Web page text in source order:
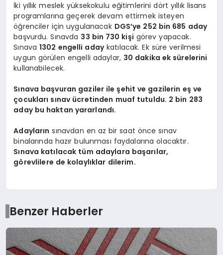
İki yıllık meslek yüksekokulu eğitimlerini dört yıllık lisans
programlarına geçerek devam ettirmek isteyen
öğrenciler için uygulanacak DGS’ye 252 bin 685 aday
başvurdu. Sınavda 33 bin 730 kişi görev yapacak.
Sınava1302 engelli adaykatılacak. Ek süre verilmesi
uygun görülen engelli adaylar, 30 dakika ek sürelerini
kullanabilecek.
Sınava başvuran gaziler ile şehit ve gazilerin eş ve
çocukları sınav ücretinden muaf tutuldu. 2 bin 283
aday bu haktan yararlandı.
Adayların sınavdan en az bir saat önce sınav
binalarında hazır bulunması faydalarına olacaktır.
Sınava katılacak tüm adaylara başarılar,
görevlilere de kolaylıklar dilerim.
Benzer Haberler